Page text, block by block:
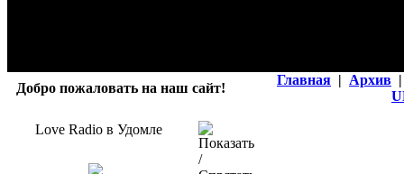
Добро пожаловать на наш сайт!
Главная | Архив |
Love Radio в Удомле